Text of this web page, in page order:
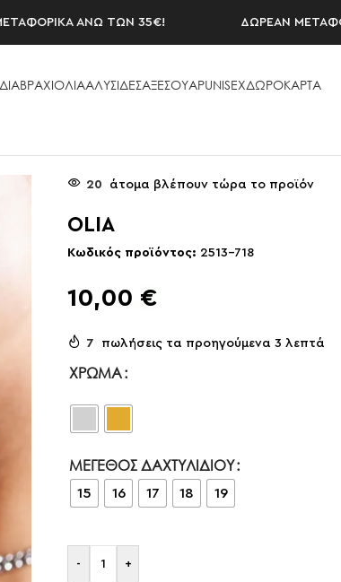
ΑΝΩ ΤΩΝ 35€! ΔΩΡΕΑΝ
ΒΡΑΧΙΟΛΙΑΑΛΥΣΙΔΕΣΑΞΕΣΟΥAΡUNISEXΔΩΡΟΚΑΡΤΑ
20 άτομα βλέπουν τώρα το προϊόν
OLIA
Κωδικός προϊόντος: 2513-718
10,00 €
7 πωλήσεις τα προηγούμενα 3 λεπτά
ΧΡΏΜΑ
ΜΈΓΕΘΟΣ ΔΑΧΤΥΛΙΔΙΟΎ
15 16 17 18 19
- +